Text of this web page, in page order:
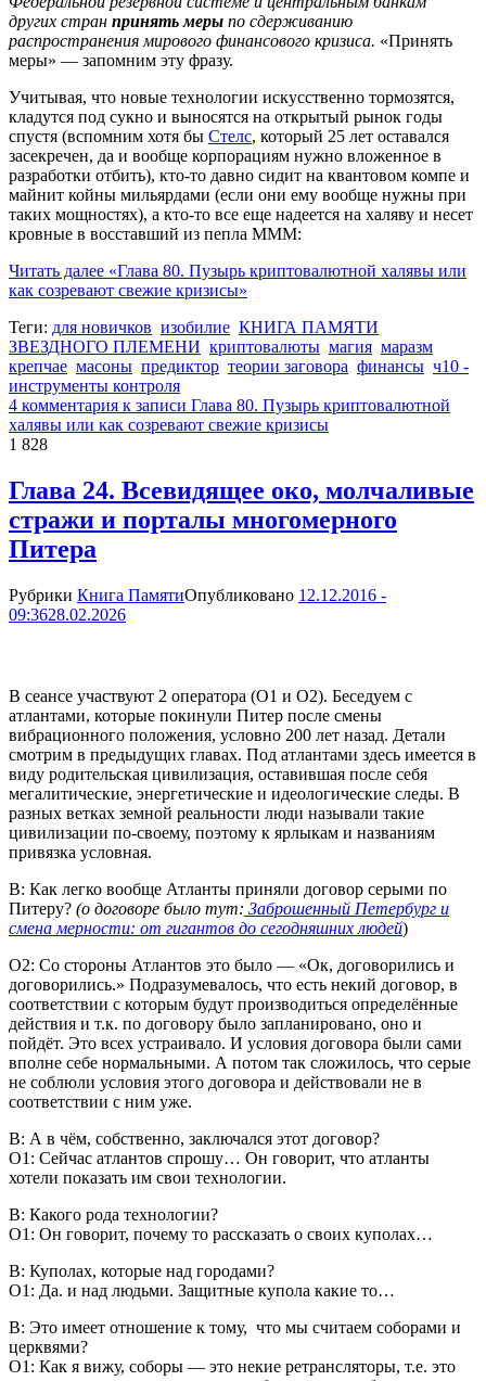
других стран принять меры по сдерживанию
распространения мирового финансового кризиса. «Принять
меры» — запомним эту фразу.
Учитывая, что новые технологии искусственно тормозятся,
кладутся под сукно и выносятся на открытый рынок годы
спустя (вспомним хотя бы Стелс, который 25 лет оставался
засекречен, да и вообще корпорациям нужно вложенное в
разработки отбить), кто-то давно сидит на квантовом компе и
майнит койны мильярдами (если они ему вообще нужны при
таких мощностях), а кто-то все еще надеется на халяву и несет
кровные в восставший из пепла МММ:
Читать далее «Глава 80. Пузырь криптовалютной халявы или
как созревают свежие кризисы»
Теги: для новичков изобилие КНИГА ПАМЯТИ
ЗВЕЗДНОГО ПЛЕМЕНИ криптовалюты магия маразм
крепчае масоны предиктор теории заговора финансы ч10 -
инструменты контроля
4 комментария к записи Глава 80. Пузырь криптовалютной
халявы или как созревают свежие кризисы
1 828
Глава 24. Всевидящее око, молчаливые
стражи и порталы многомерного
Питера
Рубрики Книга ПамятиОпубликовано 12.12.2016 -
09:3628.02.2026
В сеансе участвуют 2 оператора (О1 и О2). Беседуем с
атлантами, которые покинули Питер после смены
вибрационного положения, условно 200 лет назад. Детали
смотрим в предыдущих главах. Под атлантами здесь имеется в
виду родительская цивилизация, оставившая после себя
мегалитические, энергетические и идеологические следы. В
разных ветках земной реальности люди называли такие
цивилизации по-своему, поэтому к ярлыкам и названиям
привязка условная.
В: Как легко вообще Атланты приняли договор серыми по
Питеру? (о договоре было тут: Заброшенный Петербург и
смена мерности: от гигантов до сегодняшних людей)
О2: Со стороны Атлантов это было — «Ок, договорились и
договорились.» Подразумевалось, что есть некий договор, в
соответствии с которым будут производиться определённые
действия и т.к. по договору было запланировано, оно и
пойдёт. Это всех устраивало. И условия договора были сами
вполне себе нормальными. А потом так сложилось, что серые
не соблюли условия этого договора и действовали не в
соответствии с ним уже.
В: А в чём, собственно, заключался этот договор?
О1: Сейчас атлантов спрошу… Он говорит, что атланты
хотели показать им свои технологии.
В: Какого рода технологии?
О1: Он говорит, почему то рассказать о своих куполах…
В: Куполах, которые над городами?
О1: Да. и над людьми. Защитные купола какие то…
В: Это имеет отношение к тому, что мы считаем соборами и
церквями?
О1: Как я вижу, соборы — это некие ретрансляторы, т.е. это